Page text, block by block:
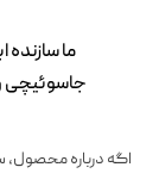
ما
جاسوئیچی
اگه درباره محصول،